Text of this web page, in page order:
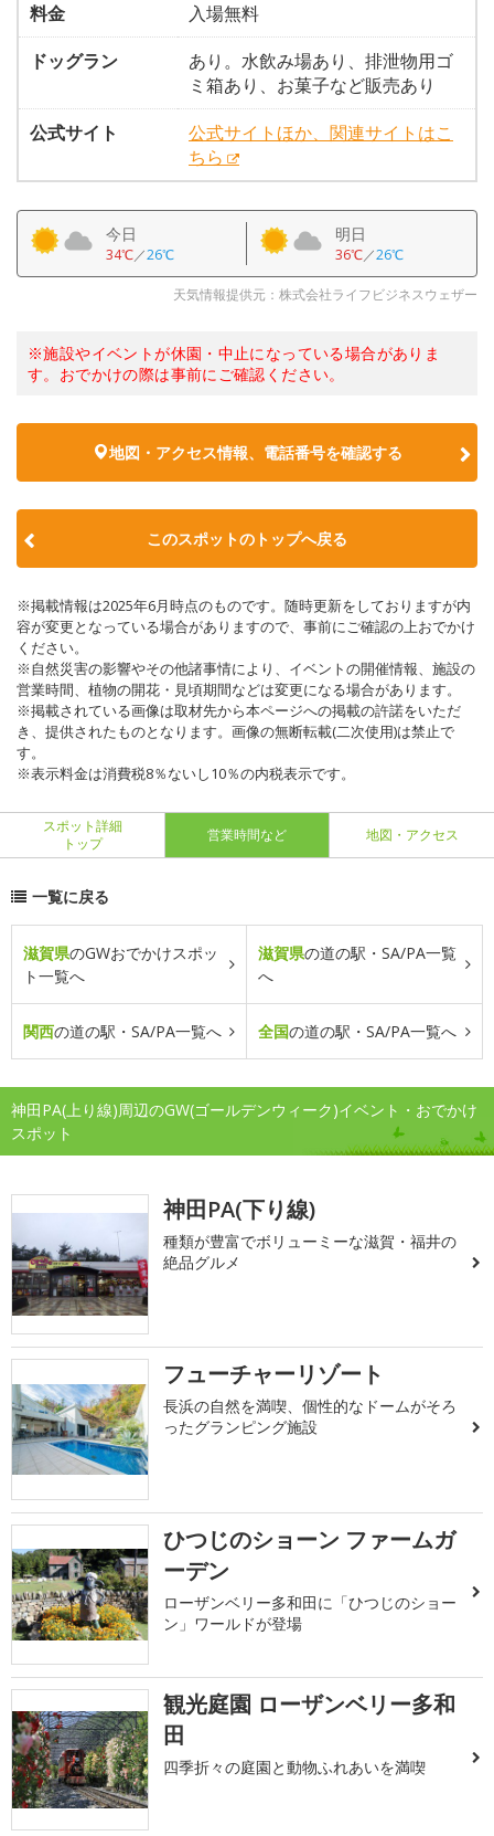
料金
入場無料
ドッグラン
あり。水飲み場あり、排泄物用ゴ
ミ箱あり、お菓子など販売あり
公式サイト
公式サイトほか、関連サイトはこ
ちら
今日
34℃／26℃
明日
36℃／26℃
天気情報提供元：株式会社ライフビジネスウェザー
※施設やイベントが休園・中止になっている場合がありま
す。おでかけの際は事前にご確認ください。
地図・アクセス情報、電話番号を確認する
このスポットのトップへ戻る
※掲載情報は2025年6月時点のものです。随時更新をしておりますが内
容が変更となっている場合がありますので、事前にご確認の上おでかけ
ください。
※自然災害の影響やその他諸事情により、イベントの開催情報、施設の
営業時間、植物の開花・見頃期間などは変更になる場合があります。
※掲載されている画像は取材先から本ページへの掲載の許諾をいただ
き、提供されたものとなります。画像の無断転載(二次使用)は禁止で
す。
※表示料金は消費税8％ないし10％の内税表示です。
スポット詳細
トップ
営業時間など 地図・アクセス
一覧に戻る
滋賀県のGWおでかけスポッ
ト一覧へ
滋賀県の道の駅・SA/PA一覧
へ
関西の道の駅・SA/PA一覧へ 全国の道の駅・SA/PA一覧へ
神田PA(上り線)周辺のGW(ゴールデンウィーク)イベント・おでかけ
スポット
神田PA(下り線)
種類が豊富でボリューミーな滋賀・福井の
絶品グルメ
フューチャーリゾート
長浜の自然を満喫、個性的なドームがそろ
ったグランピング施設
ひつじのショーン ファームガ
ーデン
ローザンベリー多和田に「ひつじのショー
ン」ワールドが登場
観光庭園 ローザンベリー多和
田
四季折々の庭園と動物ふれあいを満喫